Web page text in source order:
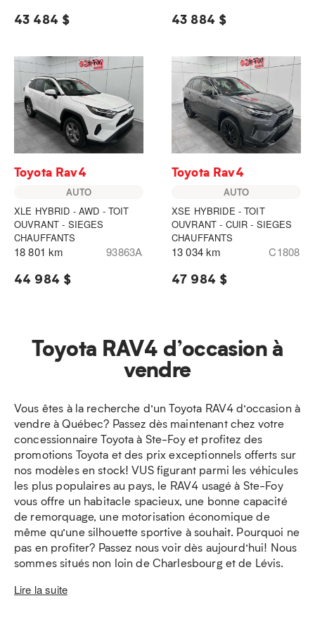
43 484 $ 43 884 $
Toyota Rav4
AUTO
XLE HYBRID - AWD - TOIT
OUVRANT - SIEGES
CHAUFFANTS
18 801 km 93863A
44 984 $
Toyota Rav4
AUTO
XSE HYBRIDE - TOIT
OUVRANT - CUIR - SIEGES
CHAUFFANTS
13 034 km C1808
47 984 $
Toyota RAV4 d’occasion à
vendre
Vous êtes à la recherche d’un Toyota RAV4 d’occasion à
vendre à Québec? Passez dès maintenant chez votre
concessionnaire Toyota à Ste-Foy et profitez des
promotions Toyota et des prix exceptionnels offerts sur
nos modèles en stock! VUS figurant parmi les véhicules
les plus populaires au pays, le RAV4 usagé à Ste-Foy
vous offre un habitacle spacieux, une bonne capacité
de remorquage, une motorisation économique de
même qu’une silhouette sportive à souhait. Pourquoi ne
pas en profiter? Passez nous voir dès aujourd’hui! Nous
sommes situés non loin de Charlesbourg et de Lévis.
Lire la suite